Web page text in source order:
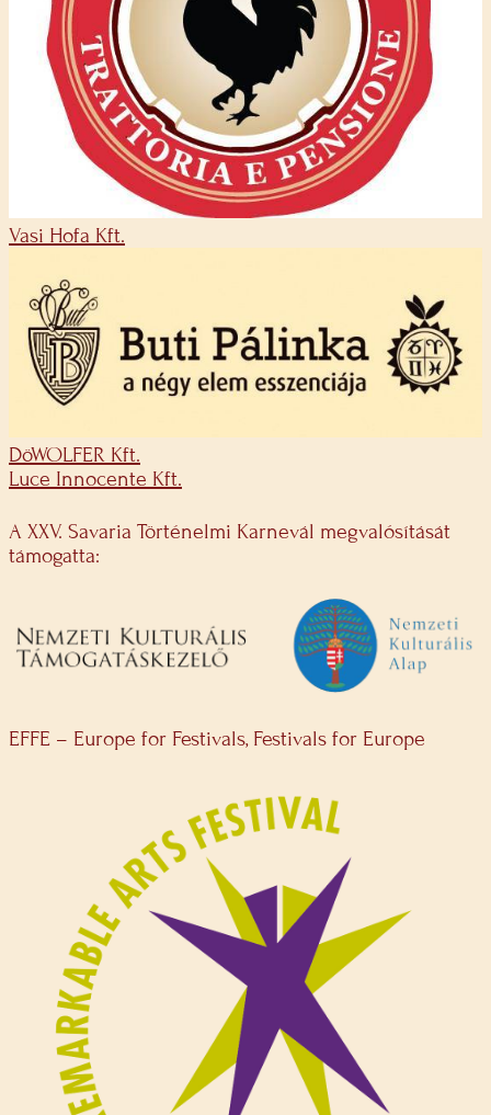
Vasi Hofa Kft.
DöWOLFER Kft.
Luce Innocente Kft.
A XXV. Savaria Történelmi Karnevál megvalósítását
támogatta:
EFFE – Europe for Festivals, Festivals for Europe